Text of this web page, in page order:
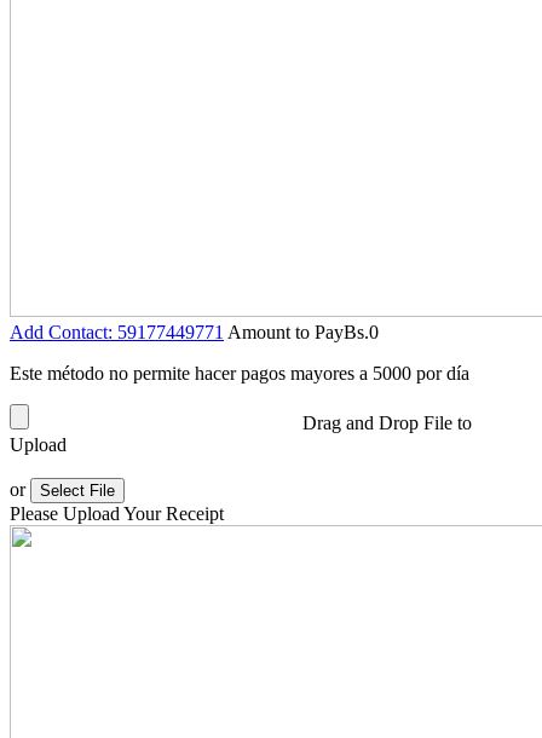
Add Contact: 59177449771 Amount to PayBs.0
Este método no permite hacer pagos mayores a 5000 por día
Drag and Drop File to
Upload
or Select File
Please Upload Your Receipt